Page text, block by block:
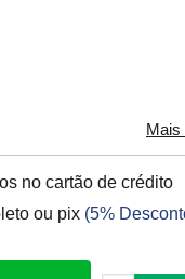
Mais
no cartão de crédito
ou pix (5%